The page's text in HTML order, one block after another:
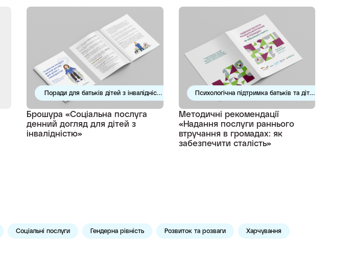
Поради для батьків дітей з інвалідністю
Брошура «Соціальна послуга
денний догляд для дітей з
інвалідністю»
Психологічна підтримка батьків та дітей
Методичні рекомендації
«Надання послуги раннього
втручання в громадах: як
забезпечити сталість»
Соціальні послуги Гендерна рівність Розвиток та розваги Харчування